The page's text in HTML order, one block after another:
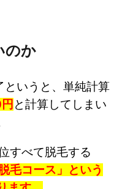
のか
というと、単純計算
と計算してしまい
すべて脱毛する
毛コース」という